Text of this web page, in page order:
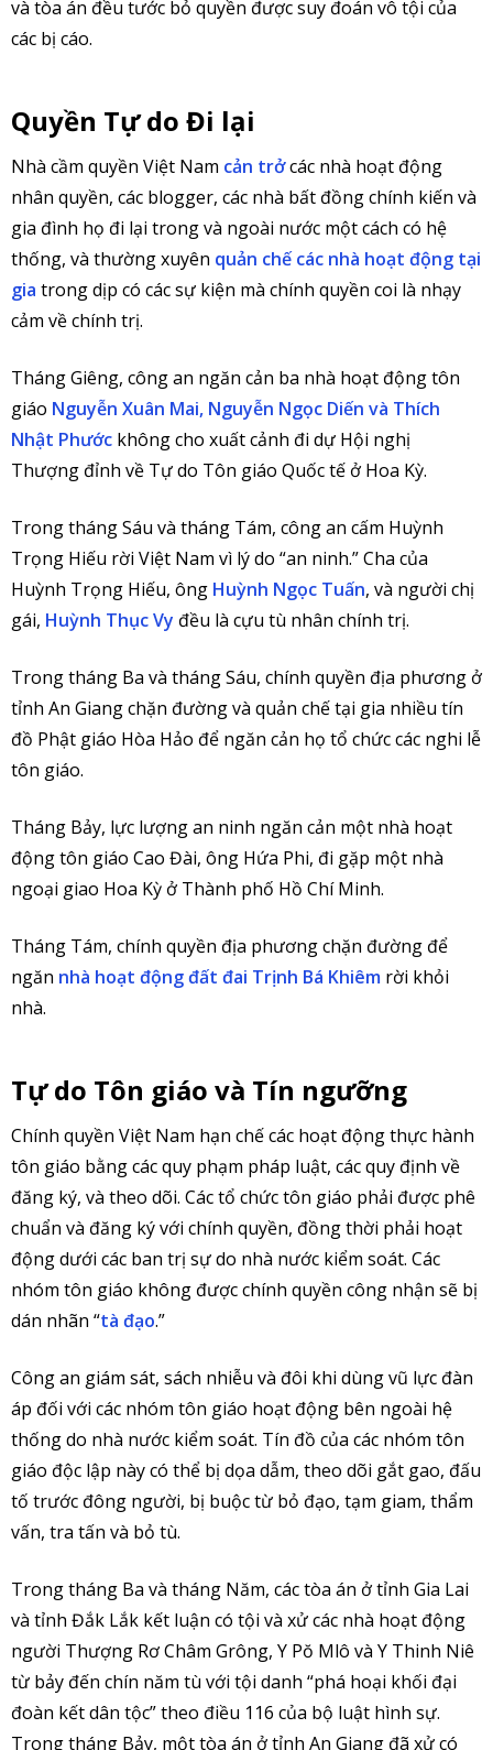
và tòa án đều tước bỏ quyền được suy đoán vô tội của
các bị cáo.
Quyền Tự do Đi lại
Nhà cầm quyền Việt Nam cản trởcác nhà hoạt động
nhân quyền, các blogger, các nhà bất đồng chính kiến và
gia đình họ đi lại trong và ngoài nước một cách có hệ
thống, và thường xuyên quản chế các nhà hoạt động tại
gia trong dịp có các sự kiện mà chính quyền coi là nhạy
cảm về chính trị.
Tháng Giêng, công an ngăn cản ba nhà hoạt động tôn
giáo Nguyễn Xuân Mai, Nguyễn Ngọc Diến và Thích
Nhật Phước không cho xuất cảnh đi dự Hội nghị
Thượng đỉnh về Tự do Tôn giáo Quốc tế ở Hoa Kỳ.
Trong tháng Sáu và tháng Tám, công an cấm Huỳnh
Trọng Hiếu rời Việt Nam vì lý do “an ninh.” Cha của
Huỳnh Trọng Hiếu, ông Huỳnh Ngọc Tuấn, và người chị
gái, Huỳnh Thục Vy đều là cựu tù nhân chính trị.
Trong tháng Ba và tháng Sáu, chính quyền địa phương ở
tỉnh An Giang chặn đường và quản chế tại gia nhiều tín
đồ Phật giáo Hòa Hảo để ngăn cản họ tổ chức các nghi lễ
tôn giáo.
Tháng Bảy, lực lượng an ninh ngăn cản một nhà hoạt
động tôn giáo Cao Đài, ông Hứa Phi, đi gặp một nhà
ngoại giao Hoa Kỳ ở Thành phố Hồ Chí Minh.
Tháng Tám, chính quyền địa phương chặn đường để
ngăn nhà hoạt động đất đai Trịnh Bá Khiêm rời khỏi
nhà.
Tự do Tôn giáo và Tín ngưỡng
Chính quyền Việt Nam hạn chế các hoạt động thực hành
tôn giáo bằng các quy phạm pháp luật, các quy định về
đăng ký, và theo dõi. Các tổ chức tôn giáo phải được phê
chuẩn và đăng ký với chính quyền, đồng thời phải hoạt
động dưới các ban trị sự do nhà nước kiểm soát. Các
nhóm tôn giáo không được chính quyền công nhận sẽ bị
dán nhãn “tà đạo.”
Công an giám sát, sách nhiễu và đôi khi dùng vũ lực đàn
áp đối với các nhóm tôn giáo hoạt động bên ngoài hệ
thống do nhà nước kiểm soát. Tín đồ của các nhóm tôn
giáo độc lập này có thể bị dọa dẫm, theo dõi gắt gao, đấu
tố trước đông người, bị buộc từ bỏ đạo, tạm giam, thẩm
vấn, tra tấn và bỏ tù.
Trong tháng Ba và tháng Năm, các tòa án ở tỉnh Gia Lai
và tỉnh Đắk Lắk kết luận có tội và xử các nhà hoạt động
người Thượng Rơ Châm Grông, Y Pŏ Mlô và Y Thinh Niê
từ bảy đến chín năm tù với tội danh “phá hoại khối đại
đoàn kết dân tộc” theo điều 116 của bộ luật hình sự.
Trong tháng Bảy, một tòa án ở tỉnh An Giang đã xử có